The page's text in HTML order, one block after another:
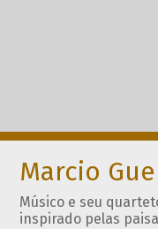
Marcio
Músico e seu
inspirado pelas